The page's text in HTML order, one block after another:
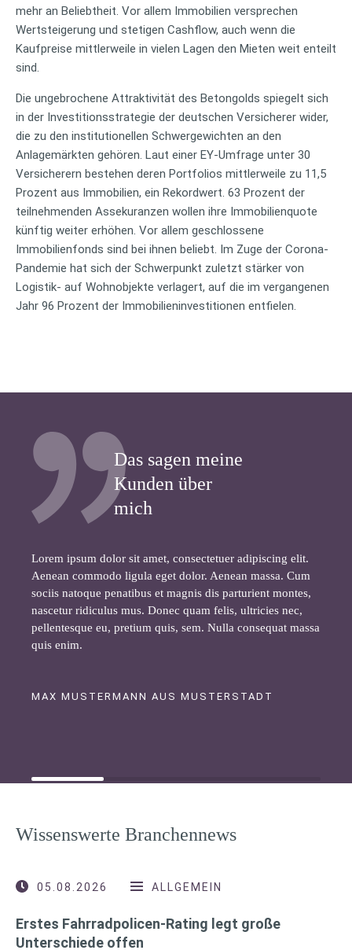
mehr an Beliebtheit. Vor allem Immobilien versprechen
Wertsteigerung und stetigen Cashflow, auch wenn die
Kaufpreise mittlerweile in vielen Lagen den Mieten weit enteilt
sind.
Die ungebrochene Attraktivität des Betongolds spiegelt sich
in der Investitionsstrategie der deutschen Versicherer wider,
die zu den institutionellen Schwergewichten an den
Anlagemärkten gehören. Laut einer EY-Umfrage unter 30
Versicherern bestehen deren Portfolios mittlerweile zu 11,5
Prozent aus Immobilien, ein Rekordwert. 63 Prozent der
teilnehmenden Assekuranzen wollen ihre Immobilienquote
künftig weiter erhöhen. Vor allem geschlossene
Immobilienfonds sind bei ihnen beliebt. Im Zuge der Corona-
Pandemie hat sich der Schwerpunkt zuletzt stärker von
Logistik- auf Wohnobjekte verlagert, auf die im vergangenen
Jahr 96 Prozent der Immobilieninvestitionen entfielen.
Das sagen meine
Kunden über
mich
Lorem ipsum dolor sit amet, consectetuer adipiscing elit.
Aenean commodo ligula eget dolor. Aenean massa. Cum
sociis natoque penatibus et magnis dis parturient montes,
nascetur ridiculus mus. Donec quam felis, ultricies nec,
pellentesque eu, pretium quis, sem. Nulla consequat massa
quis enim.
MAX MUSTERMANN AUS MUSTERSTADT
Wissenswerte Branchennews
05.08.2026 ALLGEMEIN
Erstes Fahrradpolicen-Rating legt große
Unterschiede offen